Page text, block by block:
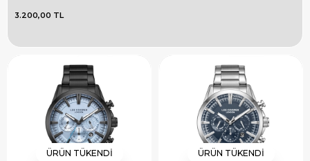
3.200,00 TL
ÜRÜN TÜKENDI ÜRÜN TÜKENDI